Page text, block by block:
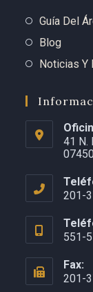
Guía Del
Blog
Noticias Y
41 N.
07450
201-
551-
Fax:
201-